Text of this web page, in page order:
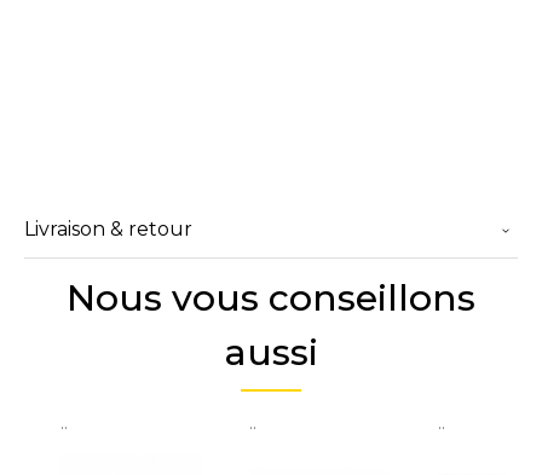
Livraison & retour
Nous vous conseillons
aussi
.. .. ..